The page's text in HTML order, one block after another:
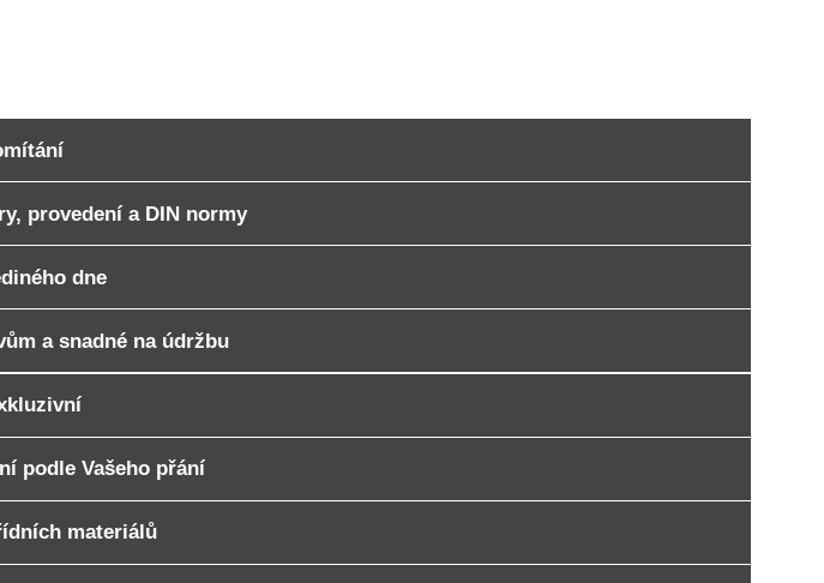
provedení a DIN normy
dne
a snadné na údržbu
podle Vašeho přání
materiálů